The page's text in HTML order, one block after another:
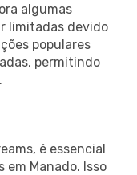
algumas
limitadas devido
populares
permitindo
é essencial
Manado. Isso